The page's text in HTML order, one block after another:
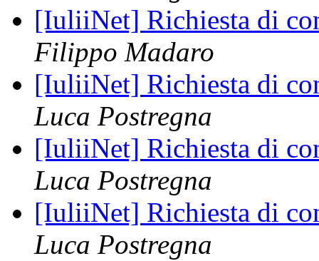
[IuliiNet] Richiesta di
Filippo Madaro
[IuliiNet] Richiesta di
Luca Postregna
[IuliiNet] Richiesta di
Luca Postregna
[IuliiNet] Richiesta di
Luca Postregna